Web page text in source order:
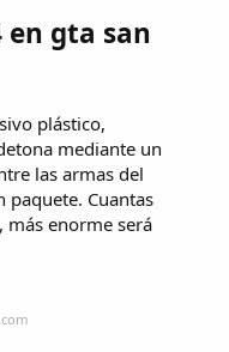
en gta san
plástico,
mediante un
las armas del
paquete. Cuantas
más enorme será